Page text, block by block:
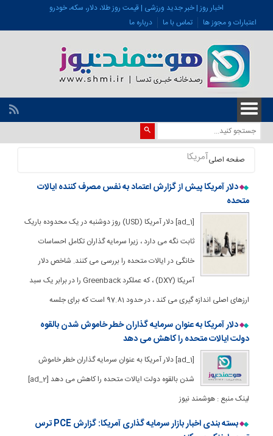
اخبار روز | خبر جدید ورزشی | قیمت روز طلا، دلار، سکه، خودرو
اعتبارات و مجوز ها
تماس با ما درباره ما
صفحه اصلیآمریکا
دلار آمریکا پیش از گزارش اعتماد به نفس مصرف کننده ایالات
متحده
[ad_1] دلار آمریکا (USD) روز دوشنبه در یک محدوده باریک
ثابت نگه می دارد ، زیرا سرمایه گذاران تکامل احساسات
خانگی در ایالات متحده را بررسی می کنند. شاخص دلار
آمریکا (DXY) ، که عملکرد Greenback را در برابر یک سبد
ارزهای اصلی اندازه گیری می کند ، در حدود 97.81 است که برای جلسه
دلار آمریکا به عنوان سرمایه گذاران خطر خاموش شدن بالقوه
دولت ایالات متحده را کاهش می دهد
[ad_1] دلار آمریکا به عنوان سرمایه گذاران خطر خاموش
شدن بالقوه دولت ایالات متحده را کاهش می دهد [ad_2]
لینک منبع : هوشمند نیوز
بسته بندی اخبار بازار سرمایه گذاری آمریکا: گزارش PCE ترس